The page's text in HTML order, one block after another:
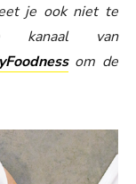
je ook niet te
kanaal van
om de